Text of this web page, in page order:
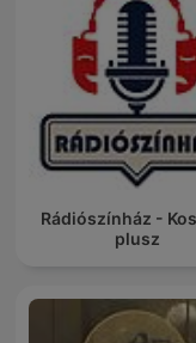
Rádiószínház -
plusz